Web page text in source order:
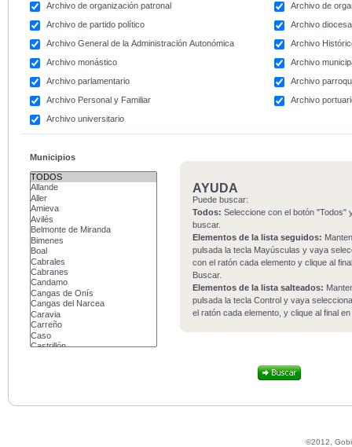
Archivo de organización patronal
Archivo de
Archivo de partido político
Archivo
Archivo General de la Administración Autonómica
Archivo
Archivo monástico
Archivo
Archivo parlamentario
Archivo
Archivo Personal y Familiar
Archivo
Archivo universitario
Municipios
AYUDA
Puede buscar:
Todos: Seleccione con el botón "Todos"
buscar.
Elementos de la lista seguidos:
pulsada la tecla Mayúsculas y vaya
con el ratón cada elemento y clique al
Buscar.
Elementos de la lista salteados:
pulsada la tecla Control y vaya
el ratón cada elemento, y clique al final
©2012,